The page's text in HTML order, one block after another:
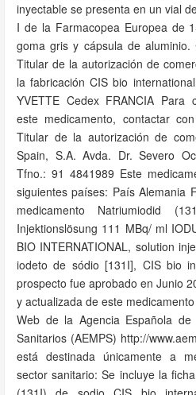
inyectable se presenta en un vial
I de la Farmacopea Europea de
goma gris y cápsula de
Titular de la autorización de
la fabricación CIS bio
YVETTE Cedex FRANCIA Para
este medicamento, contactar
Titular de la autorización de
Spain, S.A. Avda. Dr. Severo
Tfno.: 91 4841989 Este
siguientes países: País Alemania
medicamento Natriumiodid
Injektionslösung 111 MBq/ ml
BIO INTERNATIONAL, solution
iodeto de sódio [131I], CIS bio
prospecto fue aprobado en Junio
y actualizada de este
Web de la Agencia Española de
Sanitarios (AEMPS) http://
está destinada únicamente a
sector sanitario: Se incluye la